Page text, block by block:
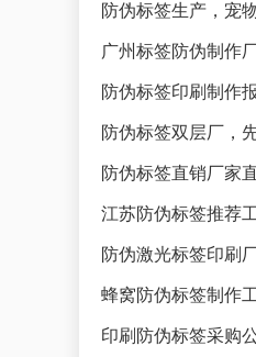
防伪标签生产，宠
广州标签防伪制作
防伪标签印刷制作
防伪标签双层厂，
防伪标签直销厂家
江苏防伪标签推荐
防伪激光标签印刷
蜂窝防伪标签制作
印刷防伪标签采购